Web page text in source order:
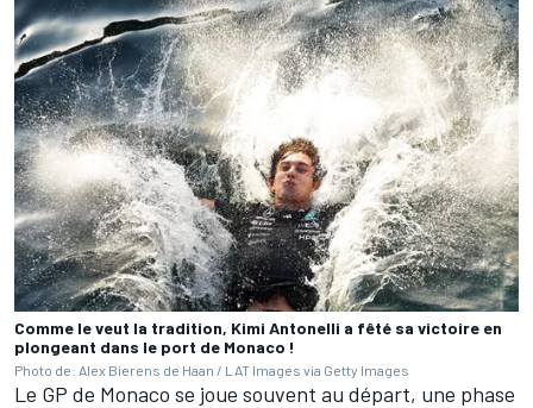
Comme le veut la tradition, Kimi Antonelli a fêté sa victoire en
plongeant dans le port de Monaco !
Photo de: Alex Bierens de Haan / LAT Images via Getty Images
Le GP de Monaco se joue souvent au départ, une phase